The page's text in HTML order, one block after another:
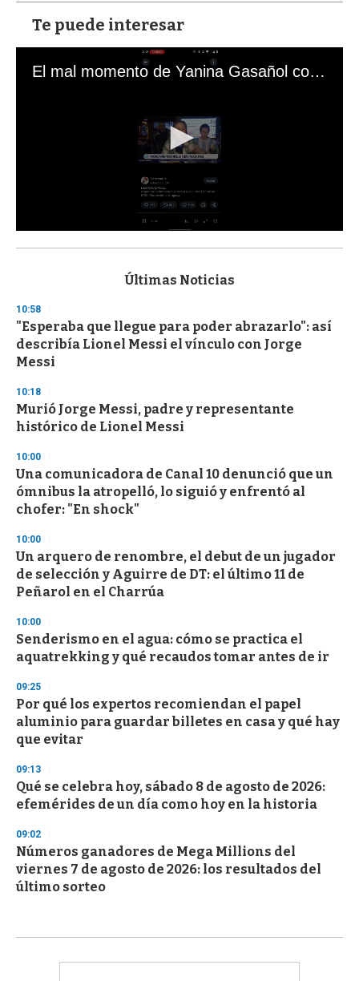
Te puede interesar
El mal momento de Yanina Gasañol con un hincha argentino en "Subrayado"
s
d
s
o
f
3
s
e
c
o
d
s
Últimas Noticias
10:58
"Esperaba que llegue para poder abrazarlo": así
describía Lionel Messi el vínculo con Jorge
Messi
10:18
Murió Jorge Messi, padre y representante
histórico de Lionel Messi
10:00
Una comunicadora de Canal 10 denunció que un
ómnibus la atropelló, lo siguió y enfrentó al
chofer: "En shock"
10:00
Un arquero de renombre, el debut de un jugador
de selección y Aguirre de DT: el último 11 de
Peñarol en el Charrúa
10:00
Senderismo en el agua: cómo se practica el
aquatrekking y qué recaudos tomar antes de ir
09:25
Por qué los expertos recomiendan el papel
aluminio para guardar billetes en casa y qué hay
que evitar
09:13
Qué se celebra hoy, sábado 8 de agosto de 2026:
efemérides de un día como hoy en la historia
09:02
Números ganadores de Mega Millions del
viernes 7 de agosto de 2026: los resultados del
último sorteo